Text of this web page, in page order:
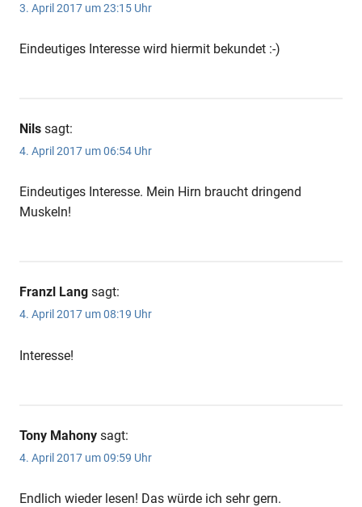
3. April 2017 um 23:15 Uhr
Eindeutiges Interesse wird hiermit bekundet :-)
Nils sagt:
4. April 2017 um 06:54 Uhr
Eindeutiges Interesse. Mein Hirn braucht dringend
Muskeln!
Franzl Lang sagt:
4. April 2017 um 08:19 Uhr
Interesse!
Tony Mahony sagt:
4. April 2017 um 09:59 Uhr
Endlich wieder lesen! Das würde ich sehr gern.